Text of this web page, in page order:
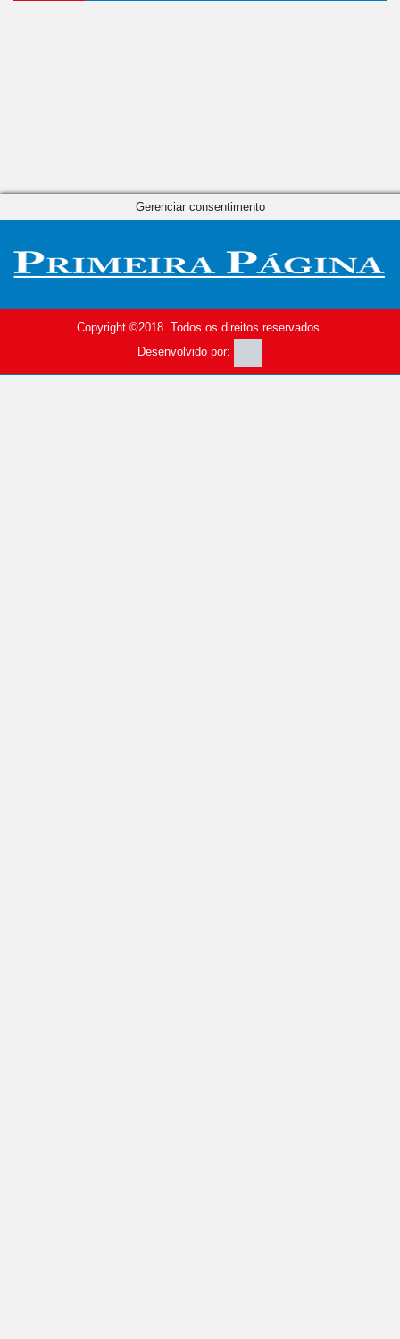
Copyright ©2018. Todos os direitos reservados.
Desenvolvido por:
Gerenciar consentimento